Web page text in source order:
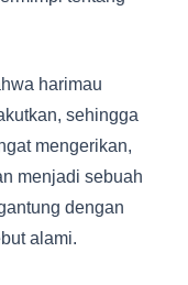
harimau
sehingga
mengerikan,
menjadi sebuah
dengan
alami.